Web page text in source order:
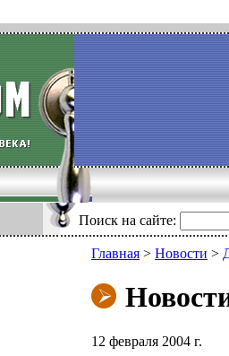
Поиск на сайте:
Главная > Новости >
12 февраля 2004 г.